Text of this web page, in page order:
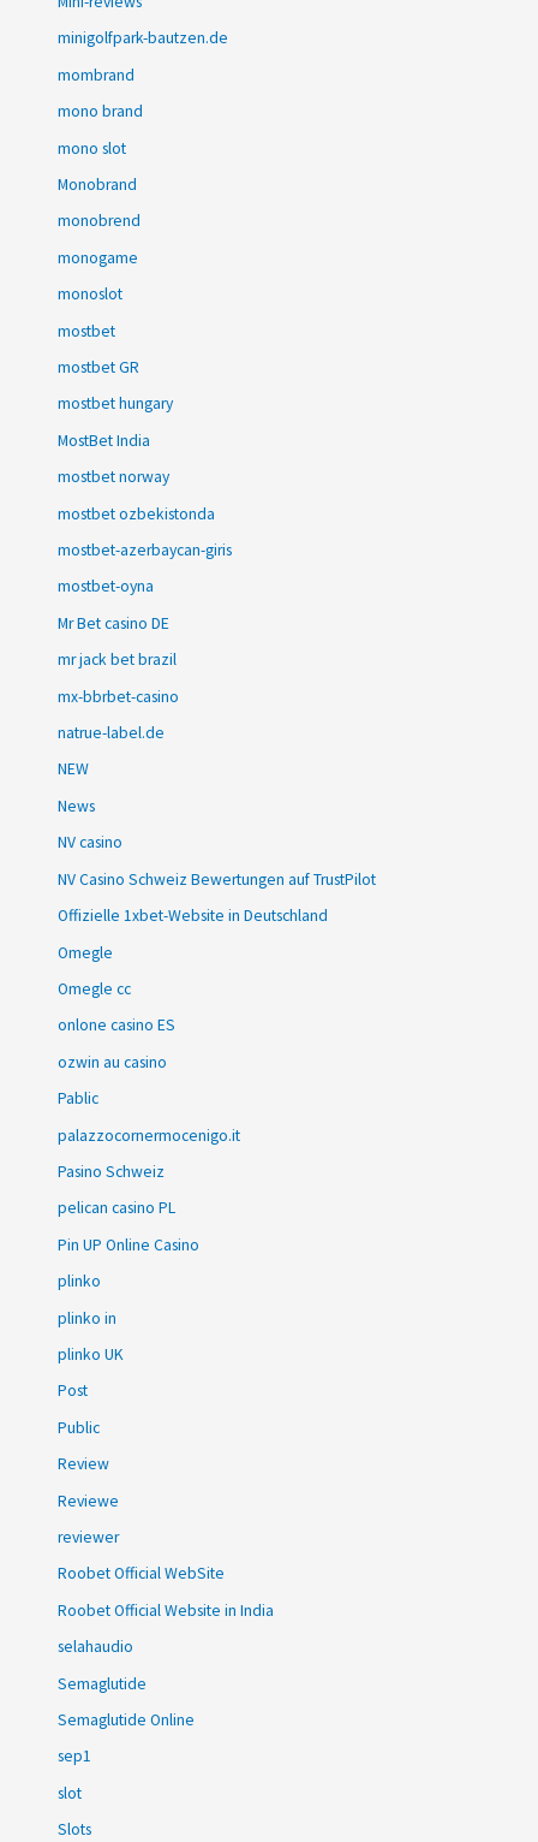
minigolfpark-bautzen.de
mombrand
mono brand
mono slot
Monobrand
monobrend
monogame
monoslot
mostbet
mostbet GR
mostbet hungary
MostBet India
mostbet norway
mostbet ozbekistonda
mostbet-azerbaycan-giris
mostbet-oyna
Mr Bet casino DE
mr jack bet brazil
mx-bbrbet-casino
natrue-label.de
NEW
News
NV casino
NV Casino Schweiz Bewertungen auf TrustPilot
Offizielle 1xbet-Website in Deutschland
Omegle
Omegle cc
onlone casino ES
ozwin au casino
Pablic
palazzocornermocenigo.it
Pasino Schweiz
pelican casino PL
Pin UP Online Casino
plinko
plinko in
plinko UK
Post
Public
Review
Reviewe
reviewer
Roobet Official WebSite
Roobet Official Website in India
selahaudio
Semaglutide
Semaglutide Online
sep1
slot
Slots